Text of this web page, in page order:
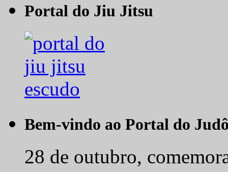
Portal do Jiu Jitsu
Bem-vindo ao Portal do
28 de outubro,